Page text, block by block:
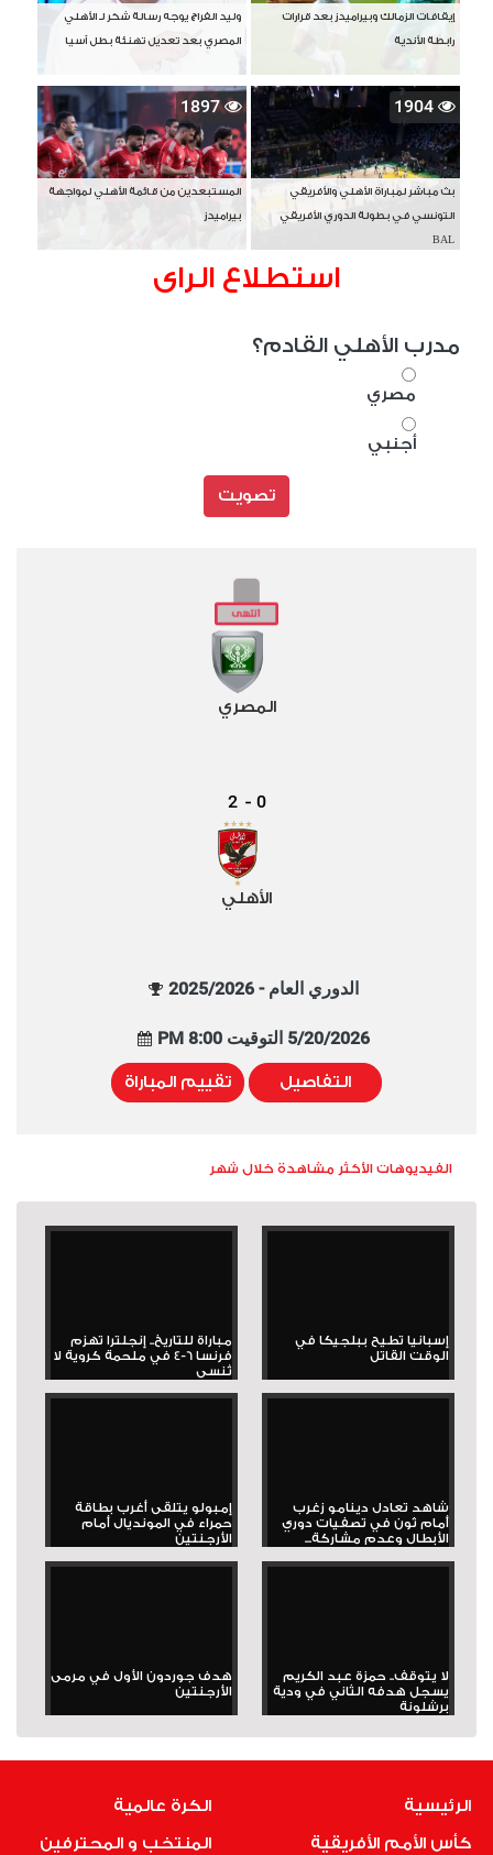
إيقافات الزمالك وبيراميدز بعد قرارات
رابطة الأندية
وليد الفراج يوجه رسالة شكر لـ الأهلي
المصري بعد تعديل تهنئة بطل آسيا
1904
بث مباشر لمباراة الأهلي والأفريقي
التونسي في بطولة الدوري الأفريقي
BAL
1897
المستبعدين من قائمة الأهلي لمواجهة
بيراميدز
استطلاع الراى
مدرب الأهلي القادم؟
مصري
أجنبي
تصويت
المصري
0
-
2
الأهلي
الدوري العام - 2025/2026
5/20/2026 التوقيت 8:00 PM
التفاصيل تقييم المباراة
الفيديوهات الأكثر مشاهدة خلال شهر
إسبانيا تطيح ببلجيكا في
الوقت القاتل
مباراة للتاريخ.. إنجلترا تهزم
فرنسا 6-4 في ملحمة كروية لا
تُنسى
شاهد تعادل دينامو زغرب
أمام ثون في تصفيات دوري
الأبطال وعدم مشاركة...
إمبولو يتلقى أغرب بطاقة
حمراء في المونديال أمام
الأرجنتين
لا يتوقف.. حمزة عبد الكريم
يسجل هدفه الثاني في ودية
برشلونة
هدف جوردون الأول في مرمى
الأرجنتين
الرئيسية
كأس الأمم الأفريقية
الكرة عالمية
المنتخب و المحترفين